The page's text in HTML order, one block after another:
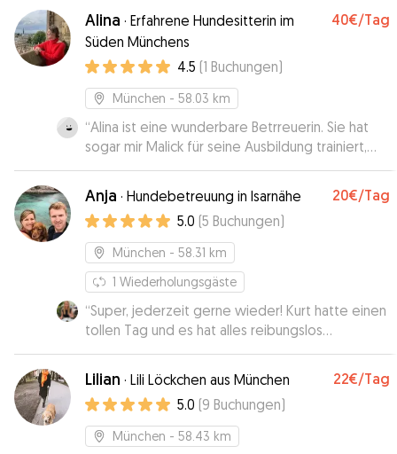
hat unendlich viel Streicheleinheiten bekommen.
Es wird nicht das letzte Mal gewesen sein, dass
ich Bruno bei Christine Zur Betreuung gebe :)
Alina · Erfahrene Hundesitterin im
Süden Münchens
40€/Tag
4.5 (1 Buchungen)
München - 58.03 km
“Alina ist eine wunderbare Betrreuerin. Sie hat
sogar mir Malick für seine Ausbildung trainiert,
was ich ganz toll fand. Malick freut sich schon auf
d’en naechsten Besuch hei Alina!
Anja · Hundebetreuung in Isarnähe 20€/Tag
5.0 (5 Buchungen)
München - 58.31 km
1 Wiederholungsgäste
“Super, jederzeit gerne wieder! Kurt hatte einen
tollen Tag und es hat alles reibungslos
geklappt.”
Lilian · Lili Löckchen aus München 22€/Tag
5.0 (9 Buchungen)
München - 58.43 km